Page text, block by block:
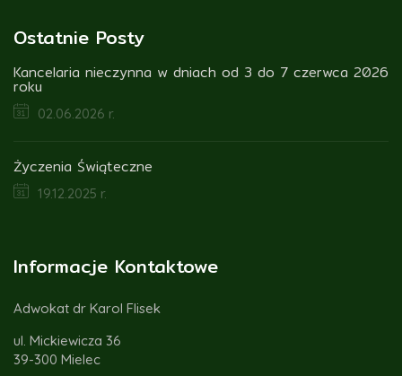
Ostatnie Posty
Kancelaria nieczynna w dniach od 3 do 7 czerwca 2026
roku
02.06.2026 r.
Życzenia Świąteczne
19.12.2025 r.
Informacje Kontaktowe
Adwokat dr Karol Flisek
ul. Mickiewicza 36
39-300 Mielec